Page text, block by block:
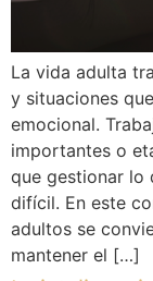
La vida adulta
y situaciones
emocional.
importantes o
que gestionar lo
difícil. En este
adultos se
mantener el […]